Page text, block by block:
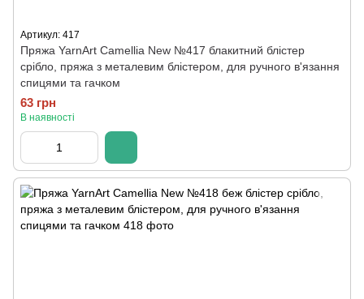
Артикул: 417
Пряжа YarnArt Camellia New №417 блакитний блістер
срібло, пряжа з металевим блістером, для ручного в'язання
спицями та гачком
63 грн
В наявності